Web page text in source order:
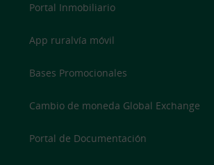
Portal Inmobiliario
App ruralvía móvil
Bases Promocionales
Cambio de moneda Global Exchange
Portal de Documentación